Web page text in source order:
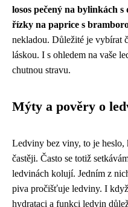
losos pečený na bylinkách s
řízky na paprice s
nekladou. Důležité je vybírat
láskou. I s ohledem na vaše
chutnou stravu.
Mýty a pověry o
Ledviny bez viny, to je heslo,
častěji. Často se totiž
ledvinách kolují. Jedním z
piva pročišťuje ledviny. I
hydrataci a funkci ledvin